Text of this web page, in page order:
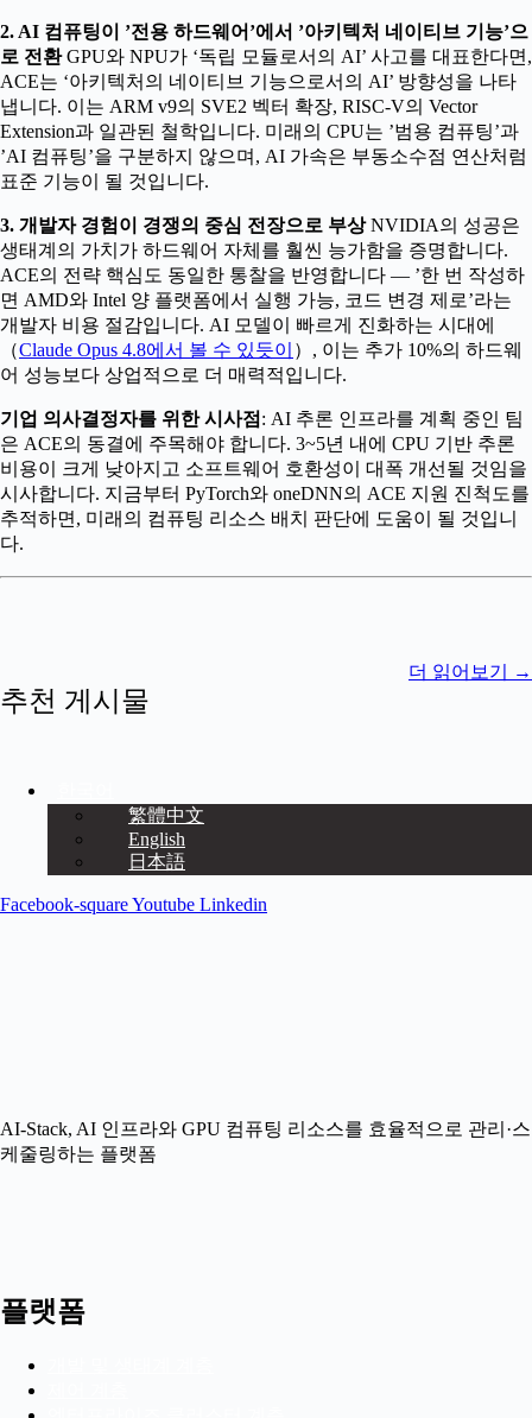
2. AI 컴퓨팅이 ’전용 하드웨어’에서 ’아키텍처 네이티브 기능’으
로 전환GPU와 NPU가 ‘독립 모듈로서의 AI’ 사고를 대표한다면,
ACE는 ‘아키텍처의 네이티브 기능으로서의 AI’ 방향성을 나타
냅니다. 이는 ARM v9의 SVE2 벡터 확장, RISC-V의 Vector
Extension과 일관된 철학입니다. 미래의 CPU는 ’범용 컴퓨팅’과
’AI 컴퓨팅’을 구분하지 않으며, AI 가속은 부동소수점 연산처럼
표준 기능이 될 것입니다.
3. 개발자 경험이 경쟁의 중심 전장으로 부상NVIDIA의 성공은
생태계의 가치가 하드웨어 자체를 훨씬 능가함을 증명합니다.
ACE의 전략 핵심도 동일한 통찰을 반영합니다 — ’한 번 작성하
면 AMD와 Intel 양 플랫폼에서 실행 가능, 코드 변경 제로’라는
개발자 비용 절감입니다. AI 모델이 빠르게 진화하는 시대에
（Claude Opus 4.8에서 볼 수 있듯이 ）, 이는 추가 10%의 하드웨
어 성능보다 상업적으로 더 매력적입니다.
기업 의사결정자를 위한 시사점 : AI 추론 인프라를 계획 중인 팀
은 ACE의 동결에 주목해야 합니다. 3~5년 내에 CPU 기반 추론
비용이 크게 낮아지고 소프트웨어 호환성이 대폭 개선될 것임을
시사합니다. 지금부터 PyTorch와 oneDNN의 ACE 지원 진척도를
추적하면, 미래의 컴퓨팅 리소스 배치 판단에 도움이 될 것입니
다.
추천 게시물
더 읽어보기 →
繁體中文
English
日本語
Facebook-squareYoutube Linkedin
AI-Stack, AI 인프라와 GPU 컴퓨팅 리소스를 효율적으로 관리 ·스
케줄링하는 플랫폼
플랫폼